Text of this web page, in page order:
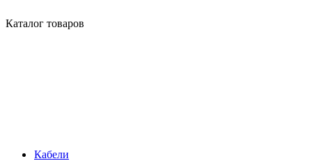
Каталог товаров
Кабели